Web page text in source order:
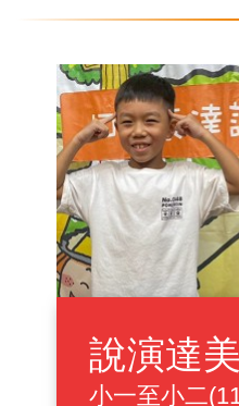
說演達
小一至小二